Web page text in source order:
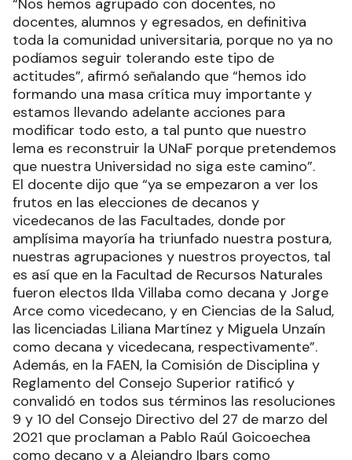
docentes, alumnos y egresados, en definitiva
toda la comunidad universitaria, porque no ya no
podíamos seguir tolerando este tipo de
actitudes”, afirmó señalando que “hemos ido
formando una masa crítica muy importante y
estamos llevando adelante acciones para
modificar todo esto, a tal punto que nuestro
lema es reconstruir la UNaF porque pretendemos
que nuestra Universidad no siga este camino”.
El docente dijo que “ya se empezaron a ver los
frutos en las elecciones de decanos y
vicedecanos de las Facultades, donde por
amplísima mayoría ha triunfado nuestra postura,
nuestras agrupaciones y nuestros proyectos, tal
es así que en la Facultad de Recursos Naturales
fueron electos Ilda Villaba como decana y Jorge
Arce como vicedecano, y en Ciencias de la Salud,
las licenciadas Liliana Martínez y Miguela Unzaín
como decana y vicedecana, respectivamente”.
Además, en la FAEN, la Comisión de Disciplina y
Reglamento del Consejo Superior ratificó y
convalidó en todos sus términos las resoluciones
9 y 10 del Consejo Directivo del 27 de marzo del
2021 que proclaman a Pablo Raúl Goicoechea
como decano y a Alejandro Ibars como